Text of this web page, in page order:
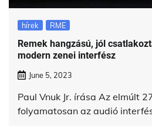
hírek RME
Remek hangzású, jól
modern zenei interfész
June 5, 2023
Paul Vnuk Jr. írása Az elmúlt
folyamatosan az audió